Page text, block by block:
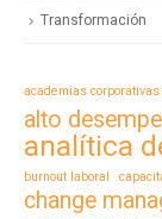
Transformación
academias corporativas
alto
analítica
burnout laboral
change